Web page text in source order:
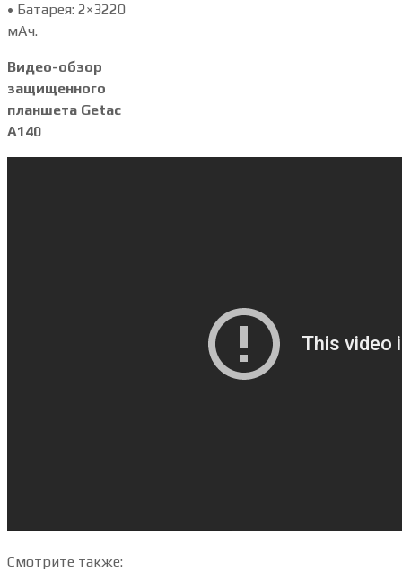
• Батарея: 2×3220
мАч.
Видео-обзор
защищенного
планшета Getac
A140
Смотрите также: